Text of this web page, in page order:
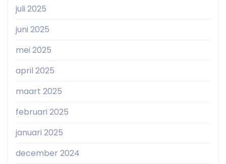
juli 2025
juni 2025
mei 2025
april 2025
maart 2025
februari 2025
januari 2025
december 2024